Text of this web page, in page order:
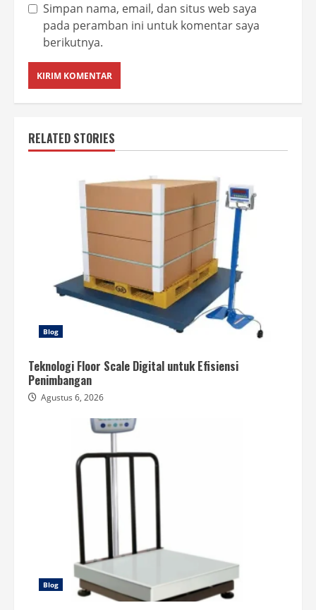
Simpan nama, email, dan situs web saya
pada peramban ini untuk komentar saya
berikutnya.
RELATED STORIES
Blog
Teknologi Floor Scale Digital untuk Efisiensi
Penimbangan
Agustus 6, 2026
Blog